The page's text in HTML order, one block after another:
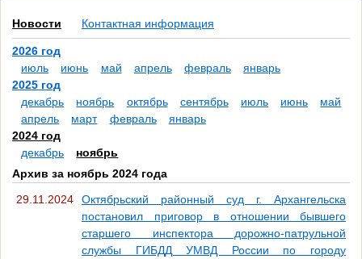
Новости Контактная информация
2026 год
июль
июнь май апрель февраль
январь
2025 год
декабрь
ноябрь октябрь сентябрь июль июнь
май
апрель
март февраль
январь
2024 год
декабрь
ноябрь
Архив за ноябрь 2024 года
29.11.2024
Октябрьский районный суд г. Архангельска
постановил приговор в отношении бывшего
старшего инспектора дорожно-патрульной
службы ГИБДД УМВД России по городу